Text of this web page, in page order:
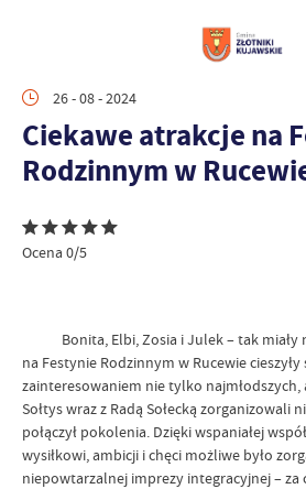
26 - 08 - 2024
Ciekawe atrakcje na
Rodzinnym w
Ocena 0/5
Bonita, Elbi, Zosia i Julek – tak miały
na Festynie Rodzinnym w Rucewie
zainteresowaniem nie tylko najmłodszych,
Sołtys wraz z Radą Sołecką zorganizowali
połączył pokolenia. Dzięki wspaniałej
wysiłkowi, ambicji i chęci możliwe było
niepowtarzalnej imprezy integracyjnej – za